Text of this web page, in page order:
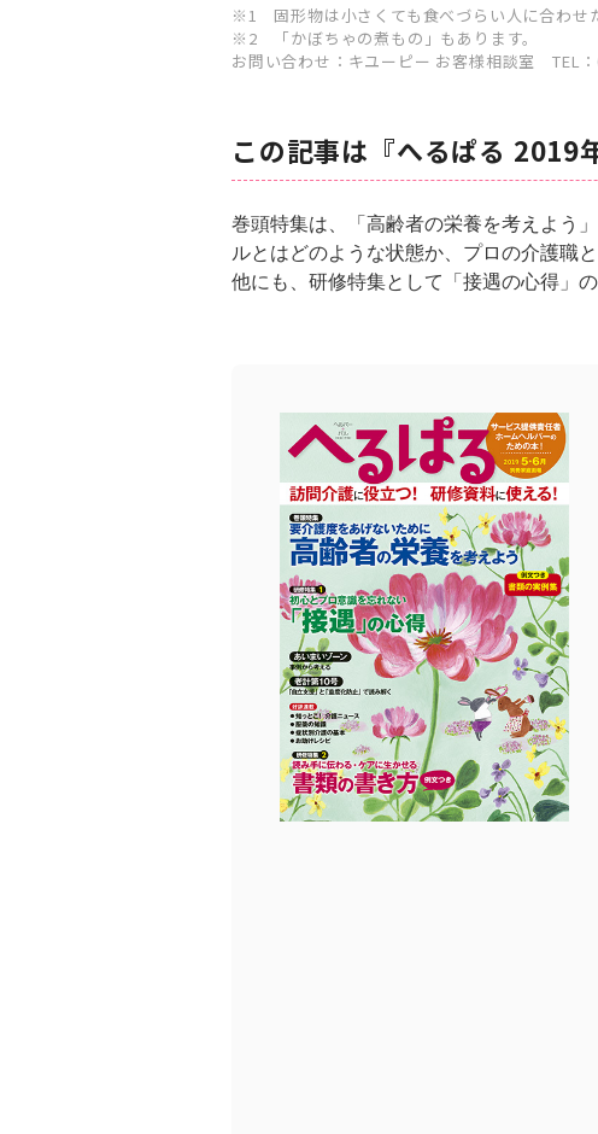
※1 固形物は小さくても食べづらい人に合わせ
※2 「かぼちゃの煮もの」もあります。
お問い合わせ：キユーピー お客様相談室 TEL
この記事は『へるぱる 2019
巻頭特集は、「高齢者の栄養を考えよう
ルとはどのような状態か、プロの介護職
他にも、研修特集として「接遇の心得」